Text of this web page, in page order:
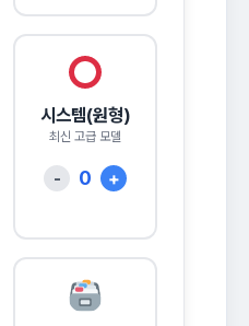
시스템(원형)
최신 고급 모델
- 0 +